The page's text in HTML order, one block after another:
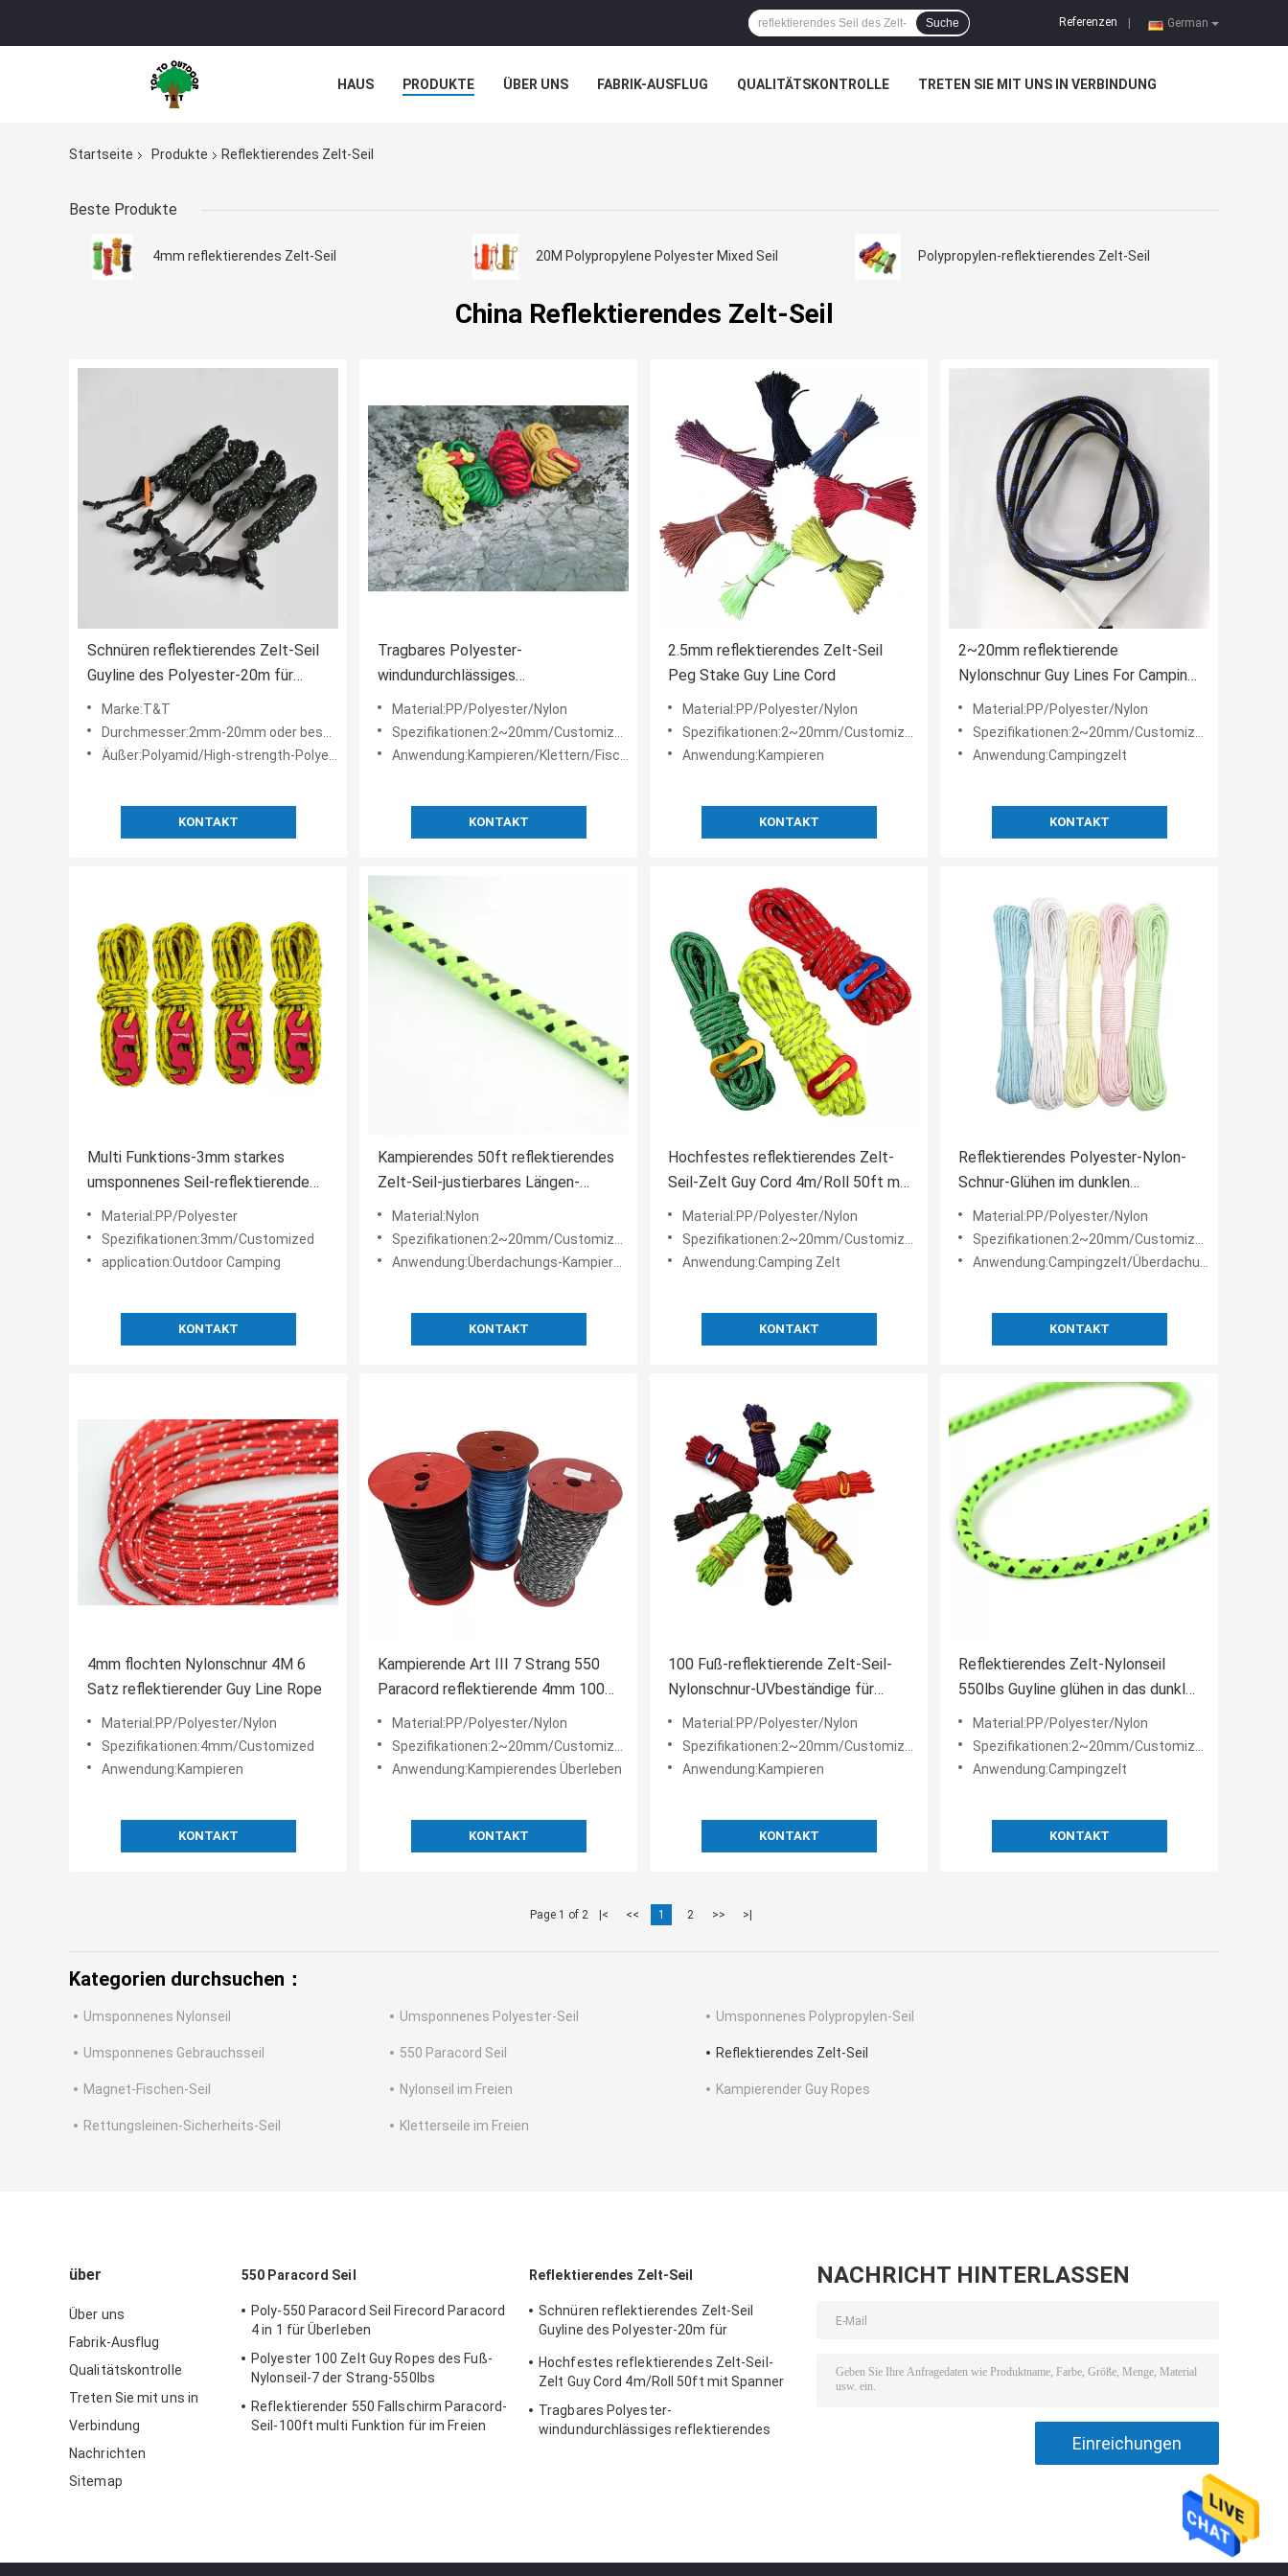
German
Referenzen
Suche
HAUS PRODUKTE ÜBER UNS FABRIK-AUSFLUG QUALITÄTSKONTROLLE TRETEN SIE MIT UNS IN VERBINDUNG
Startseite Produkte Reflektierendes Zelt-Seil
Beste Produkte
4mm reflektierendes Zelt-Seil 20M Polypropylene Polyester Mixed Seil Polypropylen-reflektierendes Zelt-Seil
China Reflektierendes Zelt-Seil
Schnüren reflektierendes Zelt-Seil
Guyline des Polyester-20m für
Hängematten-Takelung
Marke:T&T
Durchmesser:2mm-20mm oder besonders angefertigt
Äußer:Polyamid/High-strength-Polyester
KONTAKT
Tragbares Polyester-
windundurchlässiges
reflektierendes Zelt-Seil im Freien
für das Kampieren
Material:PP/Polyester/Nylon
Spezifikationen:2~20mm/Customized
Anwendung:Kampieren/Klettern/Fischen
KONTAKT
2.5mm reflektierendes Zelt-Seil
Peg Stake Guy Line Cord
Material:PP/Polyester/Nylon
Spezifikationen:2~20mm/Customized
Anwendung:Kampieren
KONTAKT
2~20mm reflektierende
Nylonschnur Guy Lines For Camping
TentMaterial:PP/Polyester/Nylon
Spezifikationen:2~20mm/Customized
Anwendung:Campingzelt
KONTAKT
Multi Funktions-3mm starkes
umsponnenes Seil-reflektierende
Zelt-Schnur 550Lbs
Material:PP/Polyester
Spezifikationen:3mm/Customized
application:Outdoor Camping
KONTAKT
Kampierendes 50ft reflektierendes
Zelt-Seil-justierbares Längen-
Festlegungs-Zelt der
Überdachungs-
Material:Nylon
Spezifikationen:2~20mm/Customized
Anwendung:Überdachungs-Kampieren im Freien
KONTAKT
Hochfestes reflektierendes Zelt-
Seil-Zelt Guy Cord 4m/Roll 50ft mit
Spanner
Material:PP/Polyester/Nylon
Spezifikationen:2~20mm/Customized
Anwendung:Camping Zelt
KONTAKT
Reflektierendes Polyester-Nylon-
Schnur-Glühen im dunklen
kampierenden Seil 50ft/100ft
Material:PP/Polyester/Nylon
Spezifikationen:2~20mm/Customized
Anwendung:Campingzelt/Überdachung verdübelt Haken
KONTAKT
4mm flochten Nylonschnur 4M 6
Satz reflektierender Guy Line Rope
Material:PP/Polyester/Nylon
Spezifikationen:4mm/Customized
Anwendung:Kampieren
KONTAKT
Kampierende Art III 7 Strang 550
Paracord reflektierende 4mm 100
Ft Paracord
Material:PP/Polyester/Nylon
Spezifikationen:2~20mm/Customized
Anwendung:Kampierendes Überleben
KONTAKT
100 Fuß-reflektierende Zelt-Seil-
Nylonschnur-UVbeständige für
Campingzelt
Material:PP/Polyester/Nylon
Spezifikationen:2~20mm/Customized
Anwendung:Kampieren
KONTAKT
Reflektierendes Zelt-Nylonseil
550lbs Guyline glühen in das dunkle
T&TMaterial:PP/Polyester/Nylon
Spezifikationen:2~20mm/Customized
Anwendung:Campingzelt
KONTAKT
Page 1 of 2 |< << 1 2 >> >|
Kategorien durchsuchen：
Umsponnenes Nylonseil Umsponnenes Polyester-Seil Umsponnenes Polypropylen-Seil
Umsponnenes Gebrauchsseil 550 Paracord Seil Reflektierendes Zelt-Seil
Magnet-Fischen-Seil Nylonseil im Freien Kampierender Guy Ropes
Rettungsleinen-Sicherheits-Seil Kletterseile im Freien
über
Über uns
Fabrik-Ausflug
Qualitätskontrolle
Treten Sie mit uns in
Verbindung
Nachrichten
Sitemap
550 Paracord Seil
Poly-550 Paracord Seil Firecord Paracord
4 in 1 für Überleben
Polyester 100 Zelt Guy Ropes des Fuß-
Nylonseil-7 der Strang-550lbs
Reflektierender 550 Fallschirm Paracord-
Seil-100ft multi Funktion für im Freien
Reflektierendes Zelt-Seil
Schnüren reflektierendes Zelt-Seil
Guyline des Polyester-20m für
Hochfestes reflektierendes Zelt-Seil-
Zelt Guy Cord 4m/Roll 50ft mit Spanner
Tragbares Polyester-
windundurchlässiges reflektierendes
NACHRICHT HINTERLASSEN